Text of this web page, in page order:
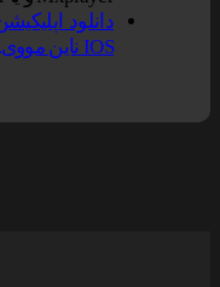
IOS ناین مووی.